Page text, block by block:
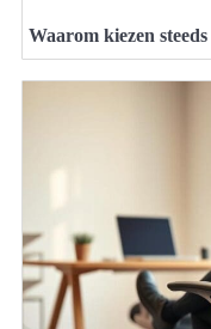
Waarom kiezen